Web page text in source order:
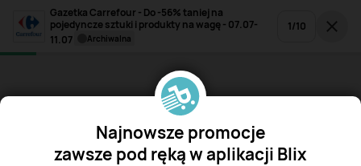
Gazetka Carrefour - Do -56% taniej na
pojedyncze sztuki i produkty na wagę - 07.07-
11.07
archiwalna
1/10
Najnowsze promocje
zawsze pod ręką w aplikacji Blix